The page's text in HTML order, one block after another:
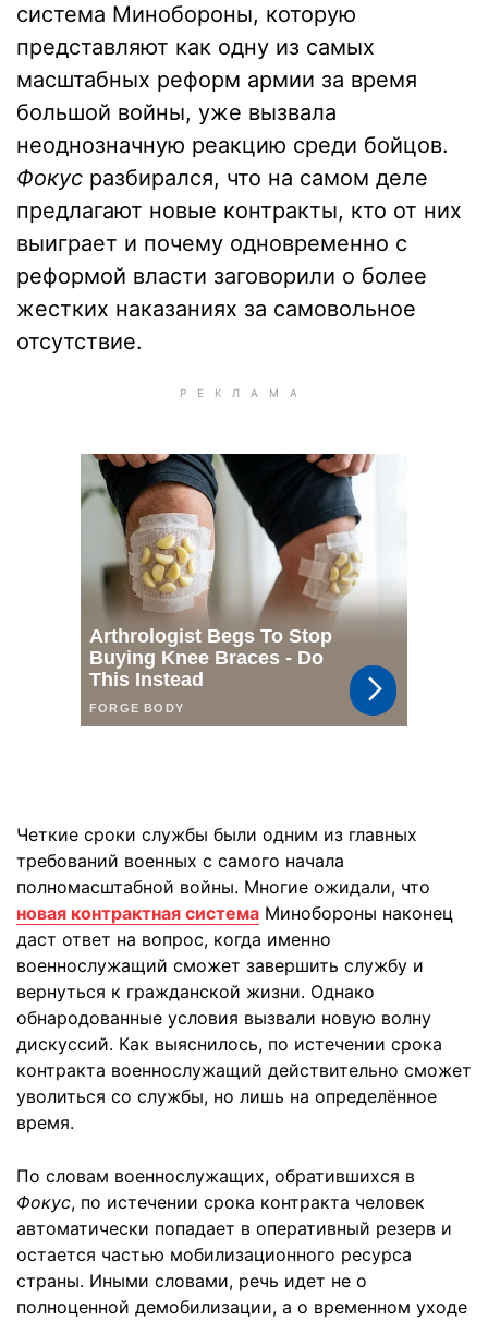
система Минобороны, которую
представляют как одну из самых
масштабных реформ армии за время
большой войны, уже вызвала
неоднозначную реакцию среди бойцов.
Фокус разбирался, что на самом деле
предлагают новые контракты, кто от них
выиграет и почему одновременно с
реформой власти заговорили о более
жестких наказаниях за самовольное
отсутствие.
Четкие сроки службы были одним из главных
требований военных с самого начала
полномасштабной войны. Многие ожидали, что
новая контрактная система Минобороны наконец
даст ответ на вопрос, когда именно
военнослужащий сможет завершить службу и
вернуться к гражданской жизни. Однако
обнародованные условия вызвали новую волну
дискуссий. Как выяснилось, по истечении срока
контракта военнослужащий действительно сможет
уволиться со службы, но лишь на определённое
время.
По словам военнослужащих, обратившихся в
Фокус, по истечении срока контракта человек
автоматически попадает в оперативный резерв и
остается частью мобилизационного ресурса
страны. Иными словами, речь идет не о
полноценной демобилизации, а о временном уходе